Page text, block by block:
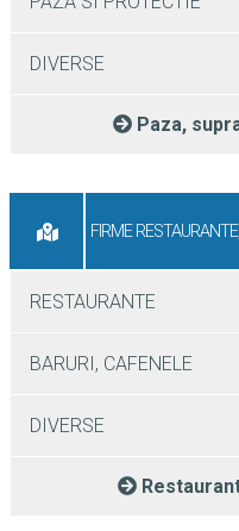
DIVERSE
Paza,
FIRME
RESTAURANTE
BARURI, CAFENELE
DIVERSE